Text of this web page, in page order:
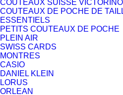
COUTEAUX SUISSE
COUTEAUX DE POCHE DE
ESSENTIELS
PETITS COUTEAUX DE POCHE
PLEIN AIR
SWISS CARDS
MONTRES
CASIO
DANIEL KLEIN
LORUS
ORLEAN